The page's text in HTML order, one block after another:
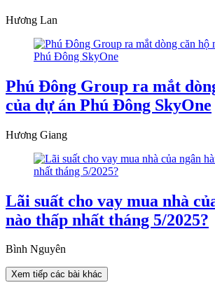
Hương Lan
Phú Đông Group ra mắt
của dự án Phú Đông SkyOne
Hương Giang
Lãi suất cho vay mua nhà
nào thấp nhất tháng 5/2025?
Bình Nguyên
Xem tiếp các bài khác